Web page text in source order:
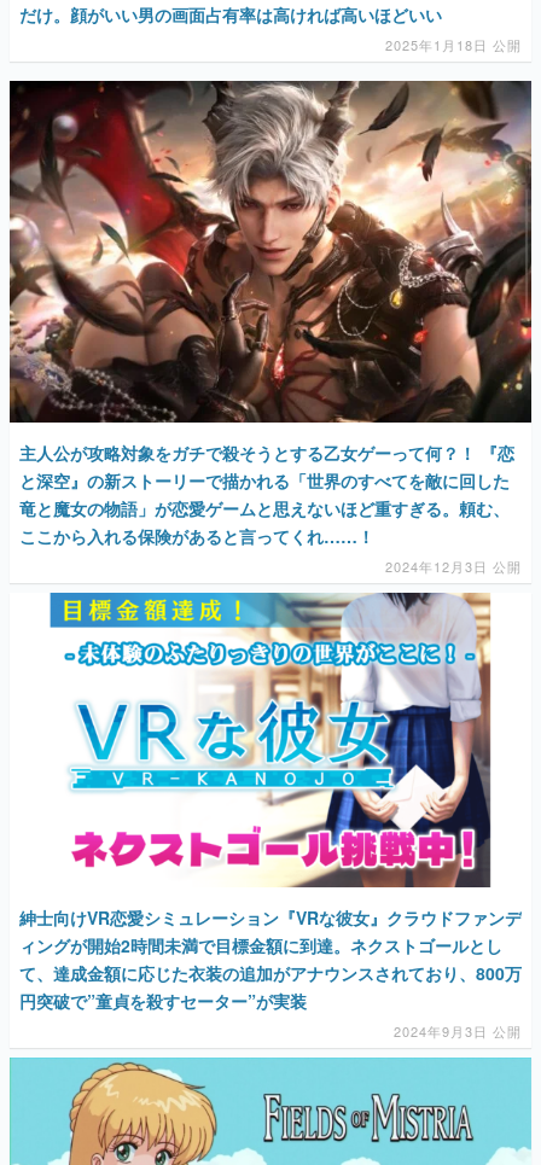
だけ。顔がいい男の画面占有率は高ければ高いほどいい
2025年1月18日 公開
主人公が攻略対象をガチで殺そうとする乙女ゲーって何？！ 『恋
と深空』の新ストーリーで描かれる「世界のすべてを敵に回した
竜と魔女の物語」が恋愛ゲームと思えないほど重すぎる。頼む、
ここから入れる保険があると言ってくれ……！
2024年12月3日 公開
紳士向けVR恋愛シミュレーション『VRな彼女』クラウドファンデ
ィングが開始2時間未満で目標金額に到達。ネクストゴールとし
て、達成金額に応じた衣装の追加がアナウンスされており、800万
円突破で”童貞を殺すセーター”が実装
2024年9月3日 公開